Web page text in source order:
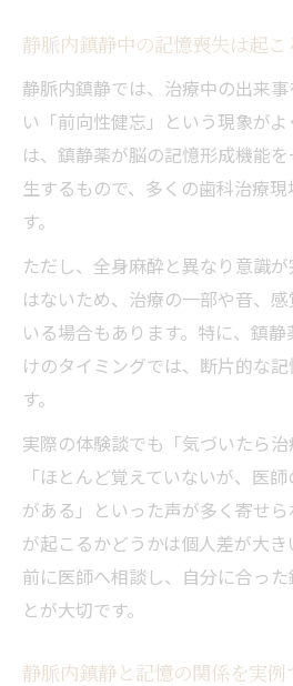
静脈内鎮静中の記憶喪失は起こ
静脈内鎮静では、治療中の出来
い「前向性健忘」という現象が
は、鎮静薬が脳の記憶形成機能
生するもので、多くの歯科治療
す。
ただし、全身麻酔と異なり意識
はないため、治療の一部や音、
いる場合もあります。特に、鎮
けのタイミングでは、断片的な
す。
実際の体験談でも「気づいたら治
「ほとんど覚えていないが、医
がある」といった声が多く寄せ
が起こるかどうかは個人差が大
前に医師へ相談し、自分に合っ
とが大切です。
静脈内鎮静と記憶の関係を実例